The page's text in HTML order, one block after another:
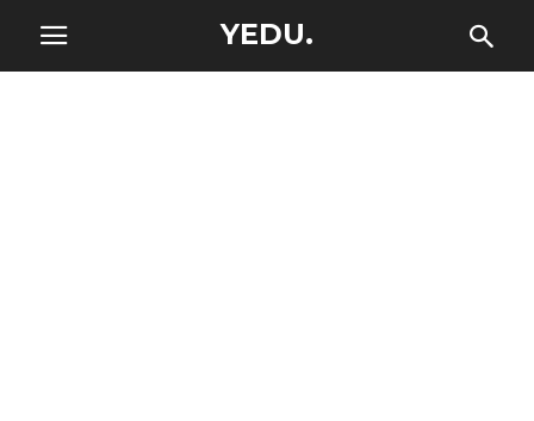
YEDU.